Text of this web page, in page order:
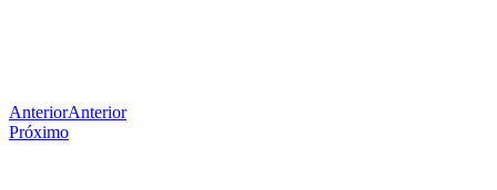
AnteriorAnterior
Próximo